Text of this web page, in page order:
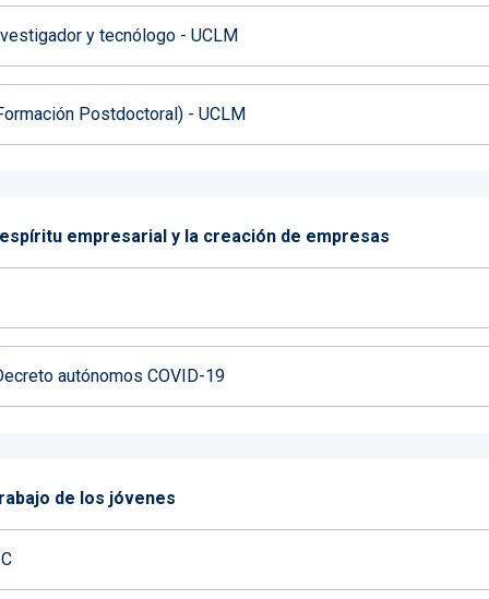
y tecnólogo - UCLM
Postdoctoral) - UCLM
empresarial y la creación de empresas
autónomos COVID-19
de los jóvenes